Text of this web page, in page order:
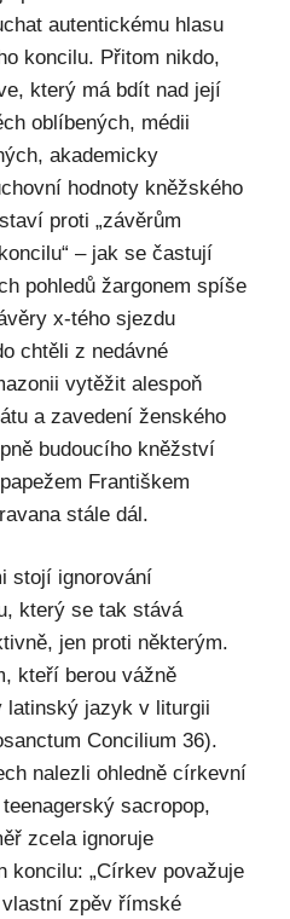
autentickému hlasu
koncilu. Přitom nikdo,
který má bdít nad její
oblíbených, médii
akademicky
hodnoty kněžského
proti „závěrům
– jak se častují
pohledů žargonem spíše
x-tého sjezdu
chtěli z nedávné
vytěžit alespoň
a zavedení ženského
budoucího kněžství
Františkem
stále dál.
stojí ignorování
který se tak stává
jen proti některým.
kteří berou vážně
latinský jazyk v liturgii
Concilium 36).
nalezli ohledně církevní
sacropop,
zcela ignoruje
koncilu: „Církev považuje
zpěv římské